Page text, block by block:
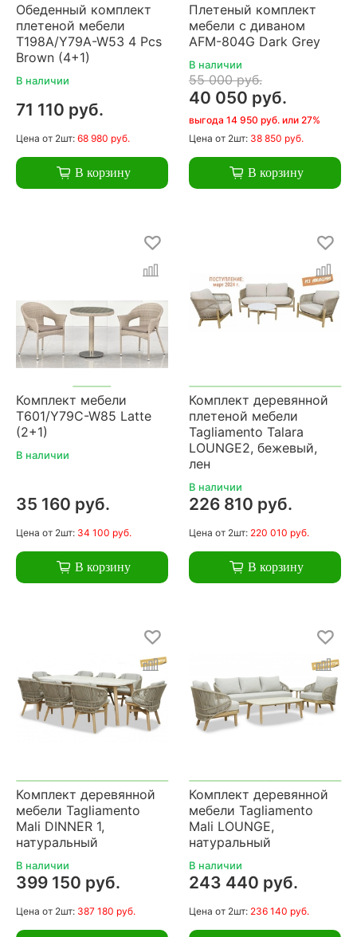
Обеденный комплект
плетеной мебели
T198A/Y79A-W53 4 Pcs
Brown (4+1)
В наличии
71 110 руб.
Цена от 2шт: 68 980 руб.
В корзину
Плетеный комплект
мебели с диваном
AFM-804G Dark Grey
В наличии
55 000 руб.
40 050 руб.
выгода 14 950 руб. или 27%
Цена от 2шт: 38 850 руб.
В корзину
Комплект мебели
T601/Y79C-W85 Latte
(2+1)
В наличии
35 160 руб.
Цена от 2шт: 34 100 руб.
В корзину
Комплект деревянной
плетеной мебели
Tagliamento Talara
LOUNGE2, бежевый,
лен
В наличии
226 810 руб.
Цена от 2шт: 220 010 руб.
В корзину
Комплект деревянной
мебели Tagliamento
Mali DINNER 1,
натуральный
В наличии
399 150 руб.
Цена от 2шт: 387 180 руб.
Комплект деревянной
мебели Tagliamento
Mali LOUNGE,
натуральный
В наличии
243 440 руб.
Цена от 2шт: 236 140 руб.